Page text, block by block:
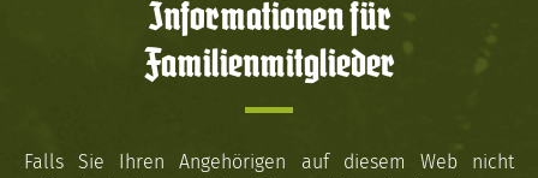
Informationen für
Familienmitglieder
Falls Sie Ihren Angehörigen auf diesem Web nicht